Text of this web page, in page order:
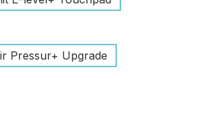
Pressur+ Upgrade